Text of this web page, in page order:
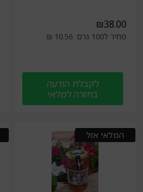
₪38.00
מחיר ל100 גרם: 10.56 ₪
לקבלת הודעה
בחזרה למלאי
המלאי אזל